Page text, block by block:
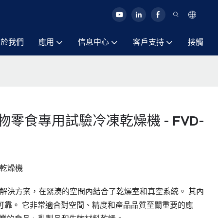
我們 應用 信息中心 客戶支持 接觸
零食專用試驗冷凍乾燥機 - FVD-
燥機
決方案，在緊湊的空間內結合了乾燥室和真空系統。 其內
。 它非常適合對空間、精度和產品品質至關重要的應